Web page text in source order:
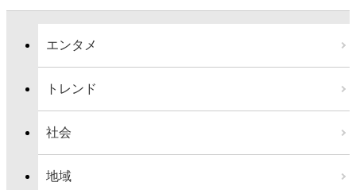
エンタメ
トレンド
社会
地域